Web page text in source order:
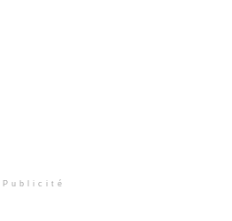
Publicité